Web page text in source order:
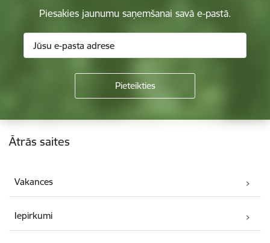
Piesakies jaunumu saņemšanai savā e-pastā.
Kājene
Ātrās saites
Vakances
Iepirkumi